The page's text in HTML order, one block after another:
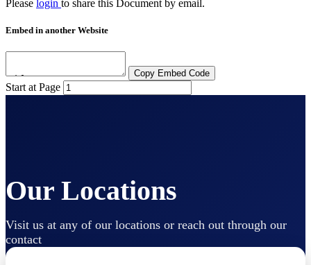
Please login to share this Document by email.
Embed in another Website
Copy Embed Code
Start at Page
Our Locations
Visit us at any of our locations or reach out through our
contact